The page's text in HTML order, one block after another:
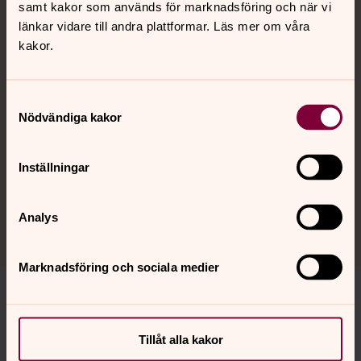
samt kakor som används för marknadsföring och när vi
länkar vidare till andra plattformar. Läs mer om våra
kakor.
Nödvändiga kakor
Inställningar
Analys
Marknadsföring och sociala medier
Tillåt alla kakor
Här hittar du kallelsemallarna till alla utskott och andra
råd.
Protokollsmallar församlingsråd
Här hittar du protokollsmallarna till alla församlingsråden.
Protokollsmallar pastorat
Här hittar du protokollsmallarna till alla utskott och andra
Senast ändrad 25 oktober 2022